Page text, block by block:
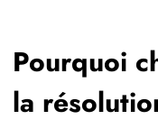
Pourquoi
la